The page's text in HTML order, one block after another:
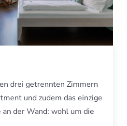
drei getrennten Zimmern
und zudem das einzige
der Wand: wohl um die